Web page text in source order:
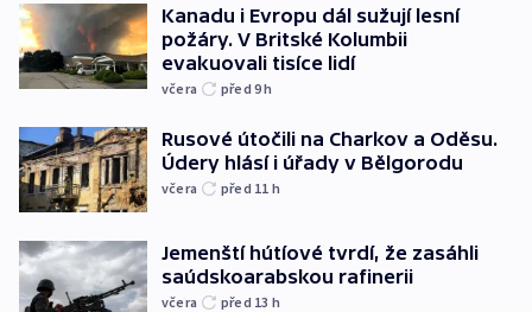
Kanadu i Evropu dál sužují lesní
požáry. V Britské Kolumbii
evakuovali tisíce lidí
včera před 9h
Rusové útočili na Charkov a Oděsu.
Údery hlásí i úřady v Bělgorodu
včera před 11 h
Jemenští hútíové tvrdí, že zasáhli
saúdskoarabskou rafinerii
včera před 13 h